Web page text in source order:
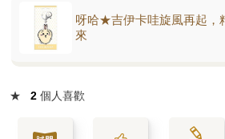
呀哈★吉伊卡哇旋風再起，
來
★ 2 個人喜歡